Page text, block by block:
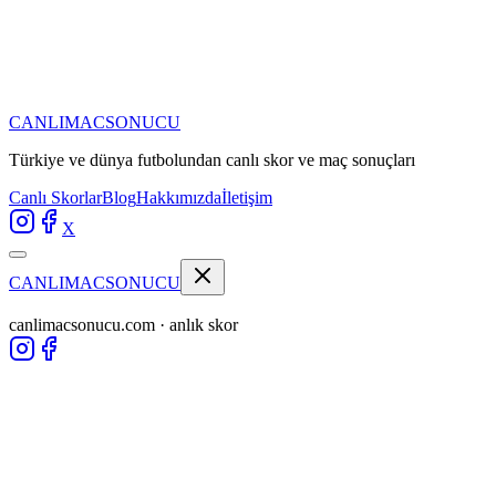
CANLIMACSONUCU
Türkiye ve dünya futbolundan canlı skor ve maç sonuçları
Canlı SkorlarBlogHakkımızdaİletişim
X
CANLIMACSONUCU
canlimacsonucu.com · anlık skor